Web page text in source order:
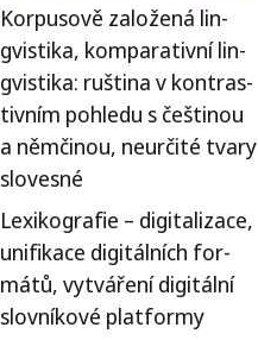
Korpusově zalo­že­ná lin­
gvis­ti­ka, kom­pa­ra­tiv­ní lin­
gvis­ti­ka: ruš­ti­na v kon­tras­
tiv­ním pohle­du s češ­ti­nou
a něm­či­nou, neu­r­či­té tva­ry
slovesné
Lexikografie – digi­ta­li­za­ce,
uni­fi­ka­ce digi­tál­ních for­
má­tů, vytvá­ře­ní digi­tál­ní
slov­ní­ko­vé platformy